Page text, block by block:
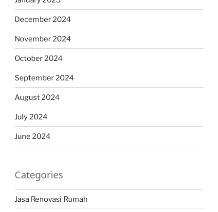
December 2024
November 2024
October 2024
September 2024
August 2024
July 2024
June 2024
Categories
Jasa Renovasi Rumah